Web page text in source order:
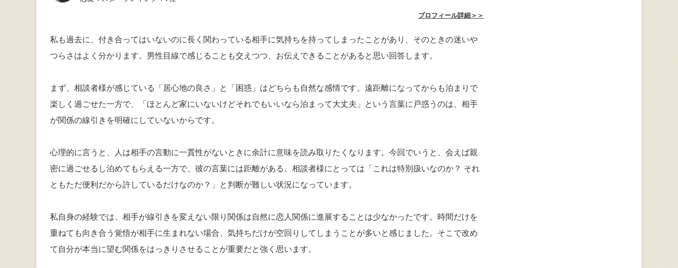
プロフィール詳細＞＞
私も過去に、付き合ってはいないのに長く関わっている相手に気持ちを持ってしまったことがあり、そのときの迷いや
つらさはよく分かります。男性目線で感じることも交えつつ、お伝えできることがあると思い回答します。
まず、相談者様が感じている「居心地の良さ」と「困惑」はどちらも自然な感情です。遠距離になってからも泊まりで
楽しく過ごせた一方で、「ほとんど家にいないけどそれでもいいなら泊まって大丈夫」という言葉に戸惑うのは、相手
が関係の線引きを明確にしていないからです。
心理的に言うと、人は相手の言動に一貫性がないときに余計に意味を読み取りたくなります。今回でいうと、会えば親
密に過ごせるし泊めてもらえる一方で、彼の言葉には距離がある。相談者様にとっては「これは特別扱いなのか？ それ
ともただ便利だから許しているだけなのか？」と判断が難しい状況になっています。
私自身の経験では、相手が線引きを変えない限り関係は自然に恋人関係に進展することは少なかったです。時間だけを
重ねても向き合う覚悟が相手に生まれない場合、気持ちだけが空回りしてしまうことが多いと感じました。そこで改め
て自分が本当に望む関係をはっきりさせることが重要だと強く思います。